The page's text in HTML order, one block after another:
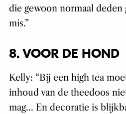
die gewoon normaal deden
mis.”
8. VOOR DE HOND
Kelly: “Bij een high tea
inhoud van de theedoos
mag… En decoratie is